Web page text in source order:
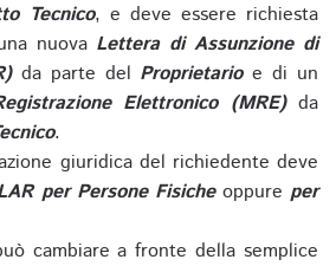
Tecnico, e deve essere richiesta
nuova Lettera di Assunzione di
da parte del Proprietarioe di un
Elettronico (MRE)da
.
giuridica del richiedente deve
per Persone Fisicheoppure per
cambiare a fronte della semplice